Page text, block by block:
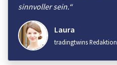
sinnvoller sein.“
Laura
tradingtwins Redaktion